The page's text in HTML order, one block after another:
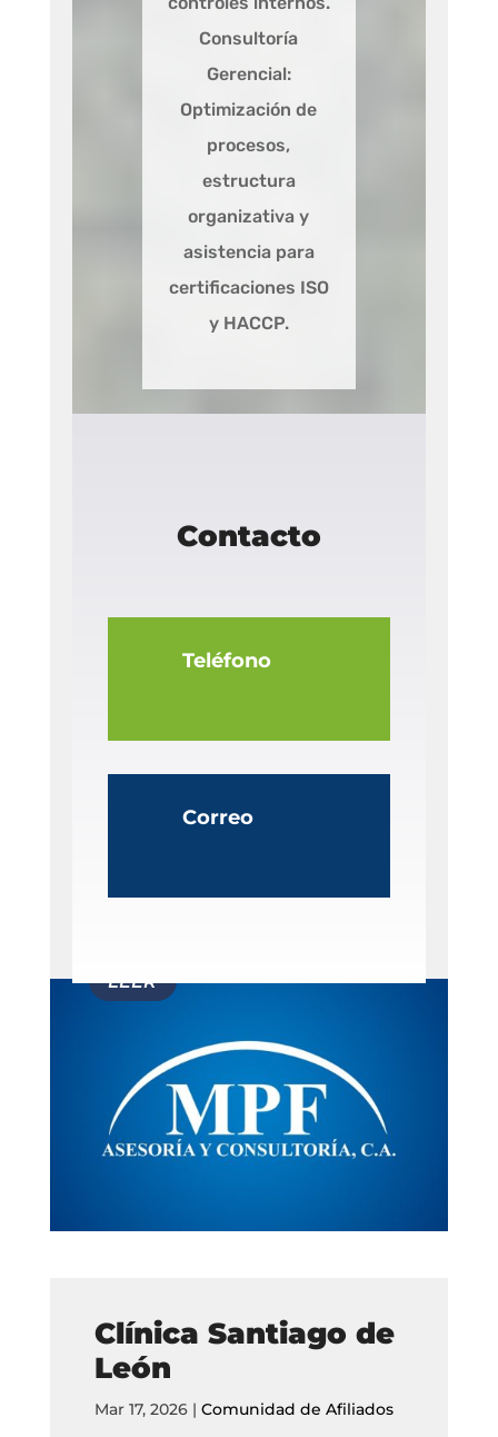
Consultoría
Gerencial:
Optimización de
procesos,
estructura
organizativa y
asistencia para
certificaciones ISO
y HACCP.
Contacto
Teléfono
Correo
Clínica Santiago de
León
Mar 17, 2026| Comunidad de Afiliados